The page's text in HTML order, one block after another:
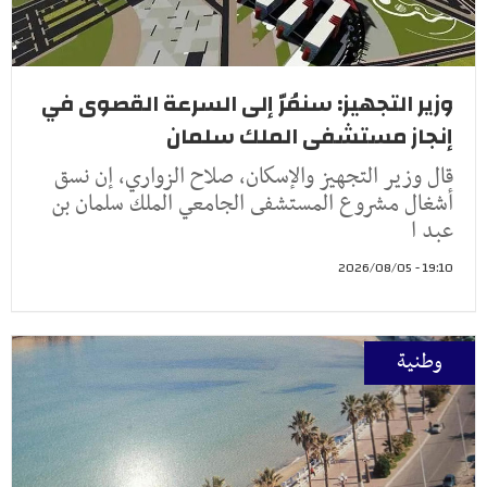
وزير التجهيز: سنمُرّ إلى السرعة القصوى في
إنجاز مستشفى الملك سلمان
قال وزير التجهيز والإسكان، صلاح الزواري، إن نسق
أشغال مشروع المستشفى الجامعي الملك سلمان بن
عبد ا
19:10 - 2026/08/05
وطنية